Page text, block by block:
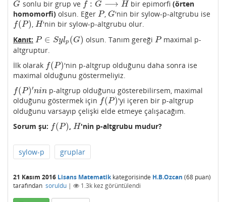
G
G sonlu bir grup ve f : G ⟶ H
f:G ⟶ H bir epimorfi (örten
homomorfi) olsun. Eğer P
P , G
G 'nin bir sylow-p-altgrubu ise
f(P)
f(P) ,H
H 'nin bir sylow-p-altgrubu olur.
Kanıt: P ∈ Sylp (G)
P∈S lp(G) olsun. Tanım gereği P
P maximal p-
altgruptur.
İlk olarak f(P)
f(P)
'nin p-altgrup olduğunu daha sonra ise
maximal olduğunu göstermeliyiz.
f(P)′nin
f(P)′nin
p-altgrup olduğunu gösterebilirsem, maximal
olduğunu göstermek için f(P)
f(P)
'yi içeren bir p-altgrup
olduğunu varsayıp çelişki elde etmeye çalışacağım.
Sorum şu: f(P)
f(P) H
H 'nin p-altgrubu mudur?
sylow-p gruplar
21 Kasım 2016 Lisans Matematikkategorisinde H.B.Ozcan (68 puan)
tarafından soruldu | 1.3k kez görüntülendi